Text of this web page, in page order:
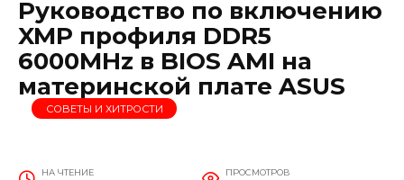
Руководство по включению
XMP профиля DDR5
6000MHz в BIOS AMI на
материнской плате ASUS
СОВЕТЫ И ХИТРОСТИ
НА ЧТЕНИЕ ПРОСМОТРОВ